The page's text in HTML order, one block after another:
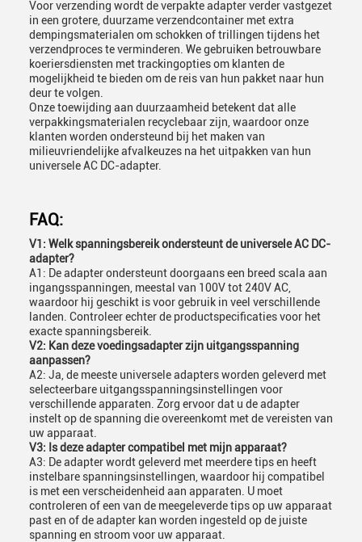
Voor verzending wordt de verpakte adapter verder vastgezet
in een grotere, duurzame verzendcontainer met extra
dempingsmaterialen om schokken of trillingen tijdens het
verzendproces te verminderen. We gebruiken betrouwbare
koeriersdiensten met trackingopties om klanten de
mogelijkheid te bieden om de reis van hun pakket naar hun
deur te volgen.
Onze toewijding aan duurzaamheid betekent dat alle
verpakkingsmaterialen recyclebaar zijn, waardoor onze
klanten worden ondersteund bij het maken van
milieuvriendelijke afvalkeuzes na het uitpakken van hun
universele AC DC-adapter.
FAQ:
V1: Welk spanningsbereik ondersteunt de universele AC DC-
adapter?
A1: De adapter ondersteunt doorgaans een breed scala aan
ingangsspanningen, meestal van 100V tot 240V AC,
waardoor hij geschikt is voor gebruik in veel verschillende
landen. Controleer echter de productspecificaties voor het
exacte spanningsbereik.
V2: Kan deze voedingsadapter zijn uitgangsspanning
aanpassen?
A2: Ja, de meeste universele adapters worden geleverd met
selecteerbare uitgangsspanningsinstellingen voor
verschillende apparaten. Zorg ervoor dat u de adapter
instelt op de spanning die overeenkomt met de vereisten van
uw apparaat.
V3: Is deze adapter compatibel met mijn apparaat?
A3: De adapter wordt geleverd met meerdere tips en heeft
instelbare spanningsinstellingen, waardoor hij compatibel
is met een verscheidenheid aan apparaten. U moet
controleren of een van de meegeleverde tips op uw apparaat
past en of de adapter kan worden ingesteld op de juiste
spanning en stroom voor uw apparaat.